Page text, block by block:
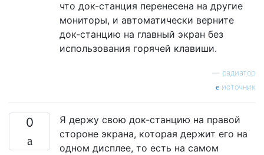
что док-станция перенесена на другие
мониторы, и автоматически верните
док-станцию ​​на главный экран без
использования горячей клавиши.
радиатор
источник
0
Я держу свою док-станцию ​​на правой
стороне экрана, которая держит его на
одном дисплее, то есть на самом